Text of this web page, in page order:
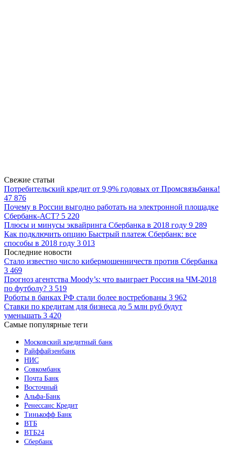
Свежие статьи
Потребительский кредит от 9,9% годовых от Промсвязьбанка!
47 876
Почему в России выгодно работать на электронной площадке
Сбербанк-АСТ? 5 220
Плюсы и минусы эквайринга Сбербанка в 2018 году 9 289
Как подключить опцию Быстрый платеж Сбербанк: все
способы в 2018 году 3 013
Последние новости
Стало известно число кибермошенничеств против Сбербанка
3 469
Прогноз агентства Moody’s: что выиграет Россия на ЧМ-2018
по футболу? 3 519
Роботы в банках РФ стали более востребованы 3 962
Ставки по кредитам для бизнеса до 5 млн руб будут
уменьшать 3 420
Самые популярные теги
Московский кредитный банк
Райффайзенбанк
НИС
Совкомбанк
Почта Банк
Восточный
Альфа-Банк
Ренессанс Кредит
Тинькофф Банк
ВТБ
ВТБ24
Сбербанк